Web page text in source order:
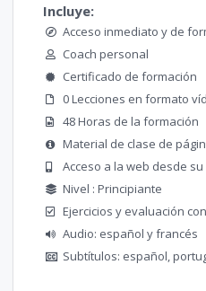
Incluye:
Acceso inmediato y de
Coach personal
Certificado de formación
0 Lecciones en formato
48 Horas de la formación
Material de clase de
Acceso a la web desde
Nivel : Principiante
Ejercicios y evaluación
Audio: español y francés
Subtítulos: español,